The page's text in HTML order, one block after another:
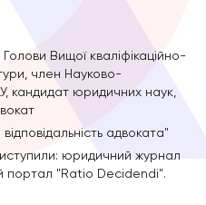
Вищої кваліфікаційно-
член Науково-
кандидат юридичних наук,
адвоката"
юридичний журнал
портал "Ratio Decidendi".